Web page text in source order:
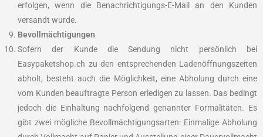
erfolgen, wenn die Benachrichtigungs-E-Mail an den Kunden
versandt wurde.
Bevollmächtigungen
Sofern der Kunde die Sendung nicht persönlich bei
Easypaketshop.ch zu den entsprechenden Ladenöffnungszeiten
abholt, besteht auch die Möglichkeit, eine Abholung durch eine
vom Kunden beauftragte Person erledigen zu lassen. Das bedingt
jedoch die Einhaltung nachfolgend genannter Formalitäten. Es
gibt zwei mögliche Bevollmächtigungsarten: Einmalige Abholung